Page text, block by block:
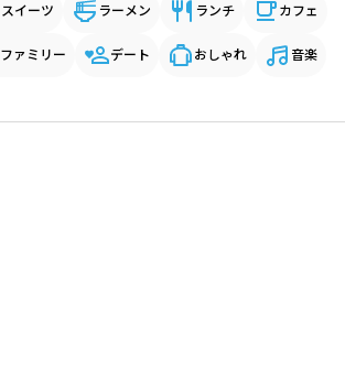
スイーツ ラーメン ランチ カフェ
ファミリー デート おしゃれ 音楽